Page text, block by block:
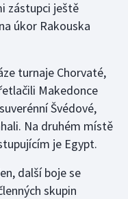
zástupci ještě
úkor Rakouska
turnaje Chorvaté,
Makedonce
Švédové,
Na druhém místě
je Egypt.
další boje se
skupin